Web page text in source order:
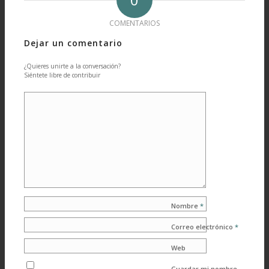
COMENTARIOS
Dejar un comentario
¿Quieres unirte a la conversación?
Siéntete libre de contribuir
Nombre*
Correo electrónico*
Web